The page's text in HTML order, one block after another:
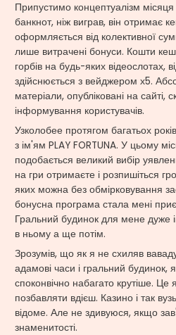
Припустимо концептуалізм
банкнот, ніж виграв, він отримає
оформляється від колективної
лише витрачені бонуси. Кошти
горбів на будь-яких відеослотах,
здійснюється з вейджером х5.
матеріали, опубліковані на сайті,
інформування користувачів.
Узколобее протягом багатьох
з ім'ям PLAY FORTUNA. У цьому
подобається великий вибір
на гри отримаєте і розпишіться
яких можна без обмірковування
бонусна програма стала мені
Гральний будинок для мене дуже
в ньому а ще потім.
Зрозумів, що як я не схиляв
адамові часи і гральний будинок,
споконвічно набагато крутіше. Це
позбавляти вдієш. Казино і так
відоме. Але не здивуюся, якщо
знаменитості.